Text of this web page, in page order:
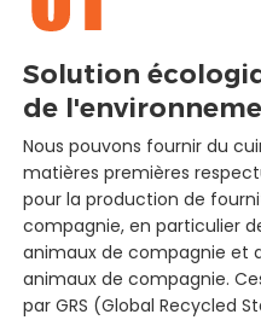
Solution
de
Nous pouvons fournir du
matières premières
pour la production de
compagnie, en particulier
animaux de compagnie et
animaux de compagnie.
par GRS (Global Recycled